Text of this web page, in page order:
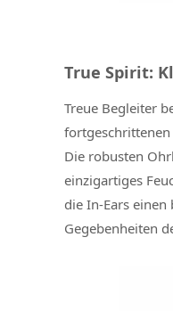
True Spirit:
Treue Begleiter
fortgeschrittenen
Die robusten
einzigartiges
die In-Ears
Gegebenheiten